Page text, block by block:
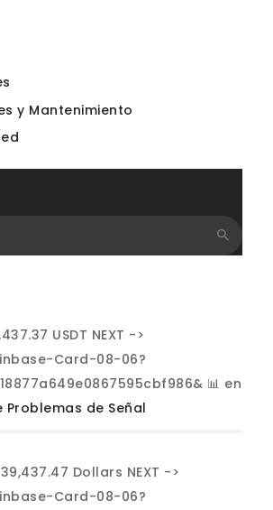
y Mantenimiento
USDT NEXT ->
Card-08-06?
📊 en
Problemas de Señal
Dollars NEXT ->
Card-08-06?